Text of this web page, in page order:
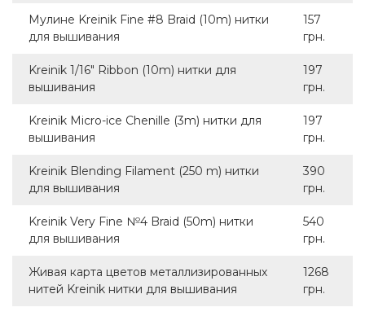
Мулине Kreinik Fine #8 Braid (10m) нитки
для вышивания
157
грн.
Kreinik 1/16" Ribbon (10m) нитки для
вышивания
197
грн.
Kreinik Micro-ice Chenille (3m) нитки для
вышивания
197
грн.
Kreinik Blending Filament (250 m) нитки
для вышивания
390
грн.
Kreinik Very Fine №4 Braid (50m) нитки
для вышивания
540
грн.
Живая карта цветов металлизированных
нитей Kreinik нитки для вышивания
1268
грн.